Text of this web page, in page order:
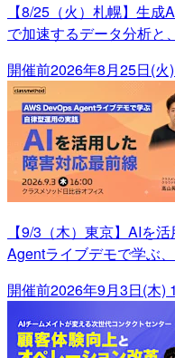
【8/25（火）札幌】生成
で加速するデータ分析と
開催前2026年8月25日(火
【9/3（木）東京】AIを
Agentライブデモで学ぶ
開催前2026年9月3日(木)